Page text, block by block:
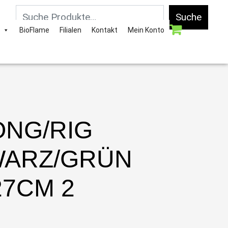
Suche
BioFlame Filialen Kontakt Mein Konto
RIG
GRÜN
2